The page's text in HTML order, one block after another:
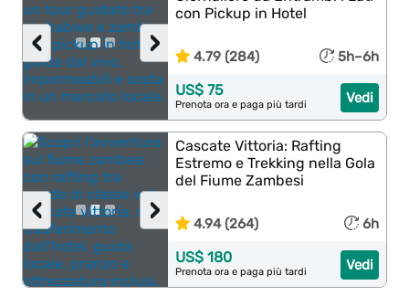
›
‹
con Pickup in Hotel
4.79 (284) 5h–6h
Vedi
US$ 75
Prenota ora e paga più tardi
›
‹
Cascate Vittoria: Rafting
Estremo e Trekking nella Gola
del Fiume Zambesi
4.94 (264) 6h
Vedi
US$ 180
Prenota ora e paga più tardi